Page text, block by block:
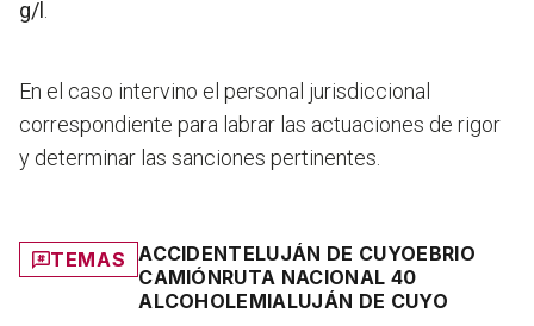
g/l
En el caso intervino el personal jurisdiccional
correspondiente para labrar las actuaciones de rigor
y determinar las sanciones pertinentes.
TEMAS ACCIDENTELUJÁN DE CUYOEBRIO
CAMIÓNRUTA NACIONAL 40
ALCOHOLEMIALUJÁN DE CUYO